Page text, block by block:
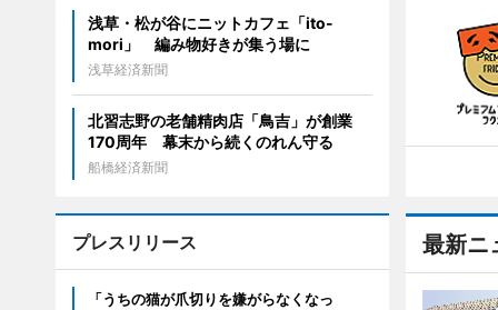
最新ニ
浅草・松が谷にニットカフェ「ito-
mori」 編み物好きが集う場に
浅草経済新聞
北習志野の老舗精肉店「鳥吉」が創業
170周年 幕末から続くのれん守る
船橋経済新聞
プレスリリース
「うちの猫が爪切りを嫌がらなくなっ